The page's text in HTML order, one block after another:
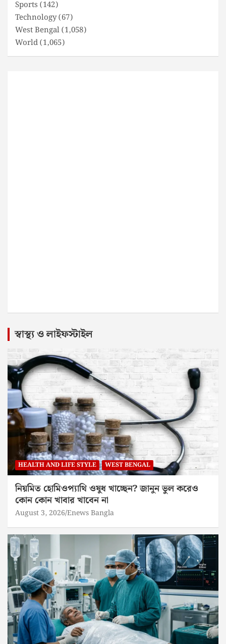
Sports (142)
Technology(67)
West Bengal(1,058)
World(1,065)
স্বাস্থ্য ও লাইফস্টাইল
HEALTH AND LIFE STYLE WEST BENGAL
নিয়মিত হোমিওপ্যাথি ওষুধ খাচ্ছেন? জানুন ভুল করেও
কোন কোন খাবার খাবেন না
August 3, 2026 Enews Bangla